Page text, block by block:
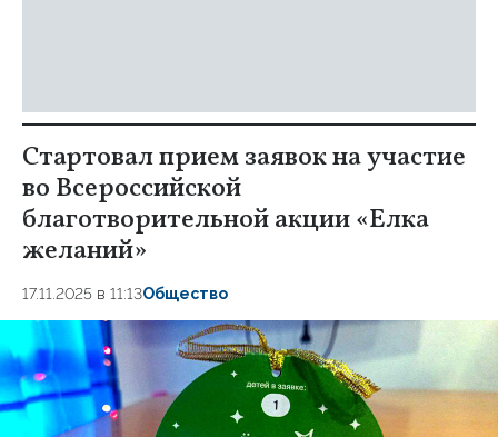
Стартовал прием заявок на участие
во Всероссийской
благотворительной акции «Елка
желаний»
17.11.2025 в 11:13Общество